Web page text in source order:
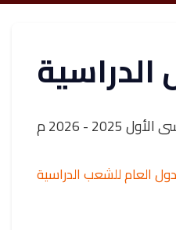
الدراسية
2025 - 2026 م
العام للشعب الدراسية